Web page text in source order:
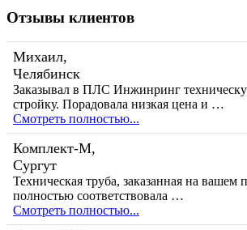
Отзывы клиентов
Михаил,
Челябинск
Заказывал в ПЛС Инжинринг
стройку. Порадовала низкая цена и …
Смотреть полностью...
Комплект-М,
Сургут
Техническая труба, заказанная на вашем
полностью соответствовала …
Смотреть полностью...